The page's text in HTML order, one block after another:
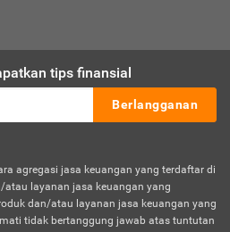
tips finansial
Berlangganan
agregasi jasa keuangan yang terdaftar di
atau layanan jasa keuangan yang
dan/atau layanan jasa keuangan yang
tidak bertanggung jawab atas tuntutan